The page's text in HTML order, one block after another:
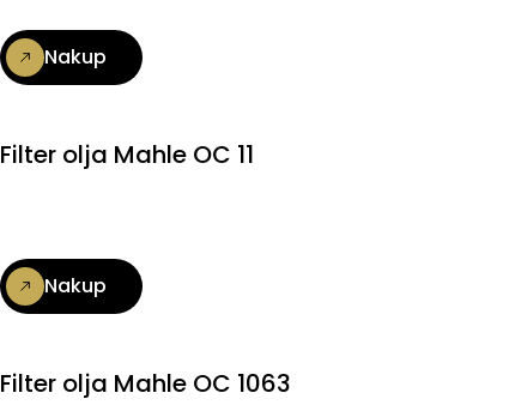
Nakup
Filter olja Mahle OC 11
Nakup
Filter olja Mahle OC 1063